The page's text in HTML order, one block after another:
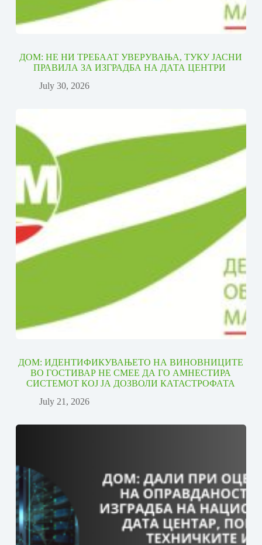
ДОМ: НЕ НИ ТРЕБААТ УВЕРУВАЊА, ТУКУ ЈАСНИ
ПРАВИЛА ЗА ИЗГРАДБА НА ДАТА ЦЕНТРИ
July 30, 2026
ДОМ: ИДЕНТИФИКУВАЊЕТО НА ВИНОВНИЦИТЕ
ВО ГОСТИВАР НЕ СМЕЕ ДА ГО АМНЕСТИРА
СИСТЕМОТ КОЈ ЈА ДОЗВОЛИ КАТАСТРОФАТА
July 21, 2026